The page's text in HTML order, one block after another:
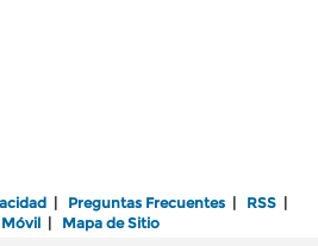
| Preguntas Frecuentes | RSS |
| Mapa de Sitio